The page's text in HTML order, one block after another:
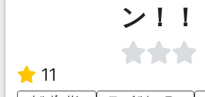
ン！！
11